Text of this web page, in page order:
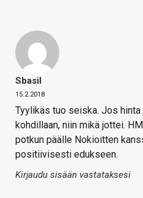
Sbasil
15.2.2018
Tyylikäs tuo seiska. Jos hinta
kohdillaan, niin mikä jottei.
potkun päälle Nokioitten
positiivisesti edukseen.
Kirjaudu sisään vastataksesi